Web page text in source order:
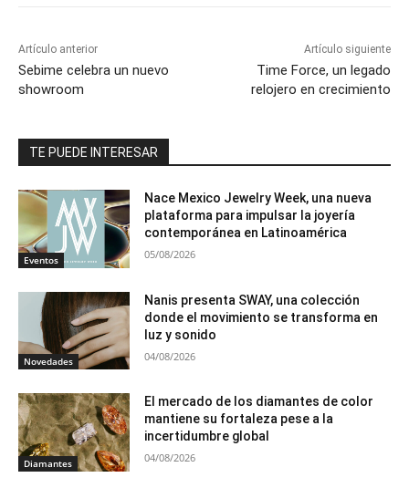
Artículo anterior
Sebime celebra un nuevo
showroom
Artículo siguiente
Time Force, un legado
relojero en crecimiento
TE PUEDE INTERESAR
Eventos
Nace Mexico Jewelry Week, una nueva
plataforma para impulsar la joyería
contemporánea en Latinoamérica
05/08/2026
Novedades
Nanis presenta SWAY, una colección
donde el movimiento se transforma en
luz y sonido
04/08/2026
Diamantes
El mercado de los diamantes de color
mantiene su fortaleza pese a la
incertidumbre global
04/08/2026